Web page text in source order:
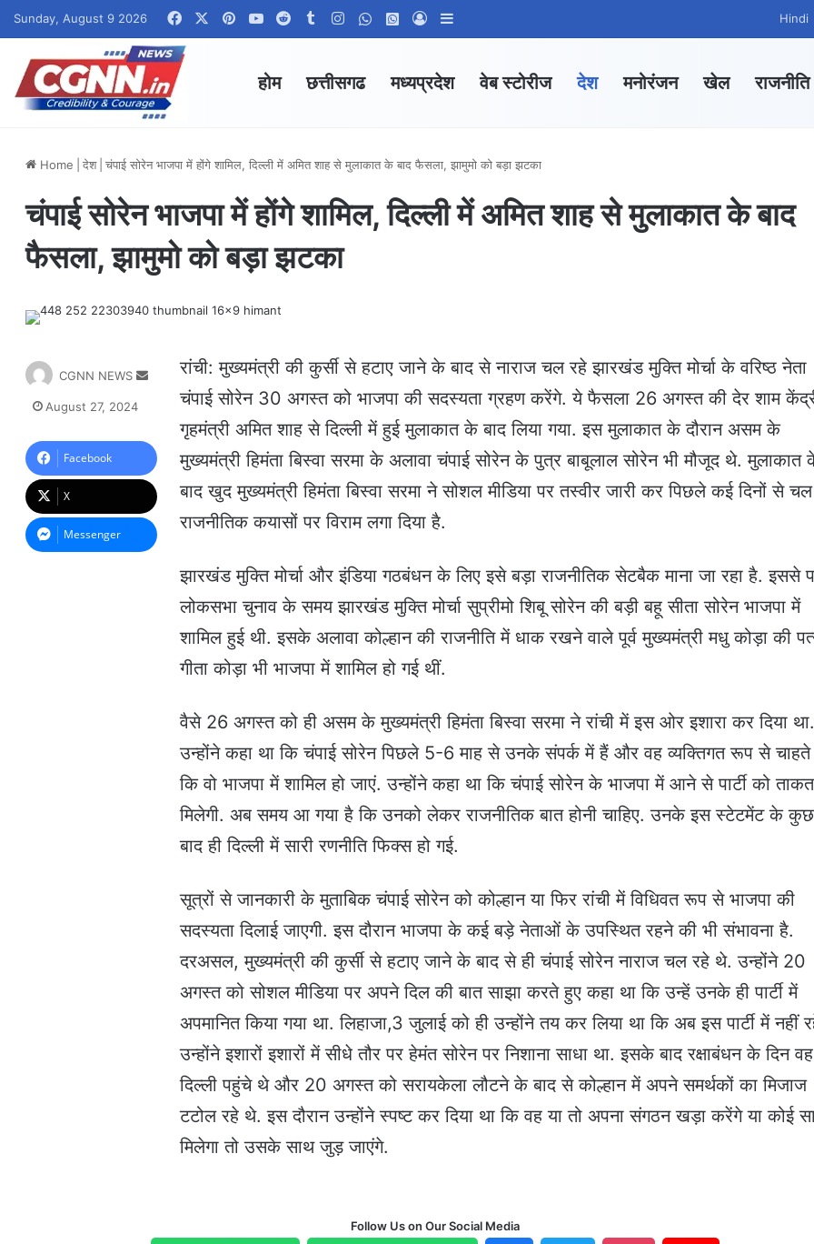
Sunday, August 9 2026 FacebookPinterestYouTubeRedditTumblrInstagramWhatsApp Channel
WhatsApp Group
Log In Hindi
होम छत्तीसगढ मध्यप्रदेश वेब स्टोरीज देश मनोरंजन खेल राजनीति
Home देश चंपाई सोरेन भाजपा में होंगे शामिल, दिल्ली में अमित शाह से मुलाकात के बाद फैसला, झामुमो को बड़ा झटका
चंपाई सोरेन भाजपा में होंगे शामिल, दिल्ली में अमित शाह से मुलाकात के बाद
फैसला, झामुमो को बड़ा झटका
रांची: मुख्यमंत्री की कुर्सी से हटाए जाने के बाद से नाराज चल रहे झारखंड मुक्ति मोर्चा के वरिष्ठ नेता
चंपाई सोरेन 30 अगस्त को भाजपा की सदस्यता ग्रहण करेंगे. ये फैसला 26 अगस्त की देर शाम
गृहमंत्री अमित शाह से दिल्ली में हुई मुलाकात के बाद लिया गया. इस मुलाकात के दौरान असम के
मुख्यमंत्री हिमंता बिस्वा सरमा के अलावा चंपाई सोरेन के पुत्र बाबूलाल सोरेन भी मौजूद थे. मुलाकात
बाद खुद मुख्यमंत्री हिमंता बिस्वा सरमा ने सोशल मीडिया पर तस्वीर जारी कर पिछले कई दिनों से
राजनीतिक कयासों पर विराम लगा दिया है.
झारखंड मुक्ति मोर्चा और इंडिया गठबंधन के लिए इसे बड़ा राजनीतिक सेटबैक माना जा रहा है. इससे
लोकसभा चुनाव के समय झारखंड मुक्ति मोर्चा सुप्रीमो शिबू सोरेन की बड़ी बहू सीता सोरेन भाजपा में
शामिल हुई थी. इसके अलावा कोल्हान की राजनीति में धाक रखने वाले पूर्व मुख्यमंत्री मधु कोड़ा की
गीता कोड़ा भी भाजपा में शामिल हो गई थीं.
वैसे 26 अगस्त को ही असम के मुख्यमंत्री हिमंता बिस्वा सरमा ने रांची में इस ओर इशारा कर दिया था.
उन्होंने कहा था कि चंपाई सोरेन पिछले 5-6 माह से उनके संपर्क में हैं और वह व्यक्तिगत रूप से
कि वो भाजपा में शामिल हो जाएं. उन्होंने कहा था कि चंपाई सोरेन के भाजपा में आने से पार्टी को ताकत
मिलेगी. अब समय आ गया है कि उनको लेकर राजनीतिक बात होनी चाहिए. उनके इस स्टेटमेंट के
बाद ही दिल्ली में सारी रणनीति फिक्स हो गई.
सूत्रों से जानकारी के मुताबिक चंपाई सोरेन को कोल्हान या फिर रांची में विधिवत रूप से भाजपा की
सदस्यता दिलाई जाएगी. इस दौरान भाजपा के कई बड़े नेताओं के उपस्थित रहने की भी संभावना है.
दरअसल, मुख्यमंत्री की कुर्सी से हटाए जाने के बाद से ही चंपाई सोरेन नाराज चल रहे थे. उन्होंने 20
अगस्त को सोशल मीडिया पर अपने दिल की बात साझा करते हुए कहा था कि उन्हें उनके ही पार्टी में
अपमानित किया गया था. लिहाजा,3 जुलाई को ही उन्होंने तय कर लिया था कि अब इस पार्टी में नहीं
उन्होंने इशारों इशारों में सीधे तौर पर हेमंत सोरेन पर निशाना साधा था. इसके बाद रक्षाबंधन के दिन वह
दिल्ली पहुंचे थे और 20 अगस्त को सरायकेला लौटने के बाद से कोल्हान में अपने समर्थकों का मिजाज
टटोल रहे थे. इस दौरान उन्होंने स्पष्ट कर दिया था कि वह या तो अपना संगठन खड़ा करेंगे या कोई
मिलेगा तो उसके साथ जुड़ जाएंगे.
CGNN NEWS
a
n
e
m
a
i
August 27, 2024
Facebook
X
Messenger
Follow Us on Our Social Media